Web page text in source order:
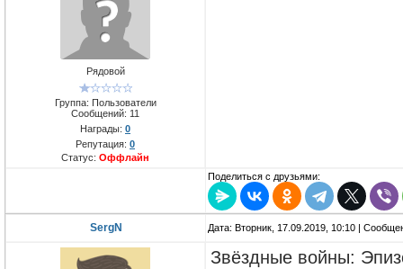
Рядовой
Группа: Пользователи
Сообщений: 11
Награды: 0
Репутация: 0
Статус: Оффлайн
Поделиться с друзьями:
SergN Дата: Вторник, 17.09.2019, 10:10 |
Звёздные войны: